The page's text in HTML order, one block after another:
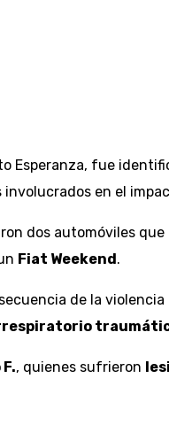
Esperanza, fue
en el
dos automóviles
Fiat Weekend.
de la
, quienes sufrieron